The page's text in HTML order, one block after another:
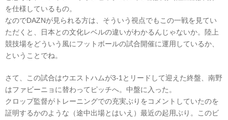
を仕様しているもの。
なのでDAZNが見られる方は、そういう視点でもこの一戦を見てい
ただくと、日本との文化レベルの違いがわかるんじゃないか。陸上
競技場をどういう風にフットボールの試合開催に運用しているか、
ということでね。
さて、この試合はウエストハムが3-1とリードして迎えた終盤、南野
はファビーニョに替わってピッチへ。中盤に入った。
クロップ監督がトレーニングでの充実ぶりをコメントしていたのを
証明するかのような（途中出場とはいえ）最近の起用ぶり。このビ